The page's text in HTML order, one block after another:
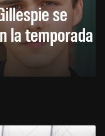
se
la temporada